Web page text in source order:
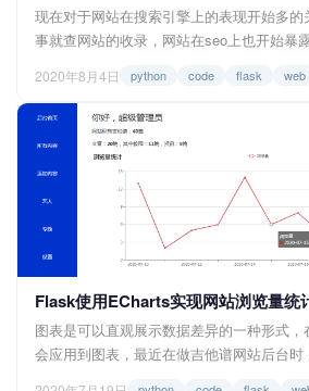
现在对于网站在搜索引擎上的表现开始多
事就查网站的收录，网站在seo上也开始暴
搜索上比较明显。 在观察了几个网站的收录
索对于页面收录的要求相较于百度搜索会低
收录。对于一些不必要收录的页面，谷歌会
wordpress站点收录情况的小...
2020年8月4日 python code flask web
Flask使用ECharts实现网站浏览量统
图表是可以直观展示数据差异的一种形式
会应用到图表，最近在做吉他谱网站后台